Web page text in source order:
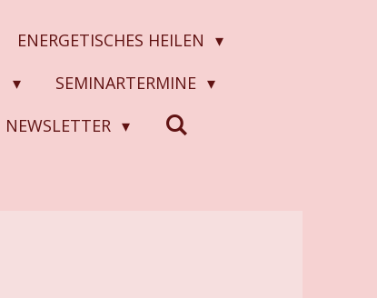
ENERGETISCHES HEILEN
SEMINARTERMINE
NEWSLETTER